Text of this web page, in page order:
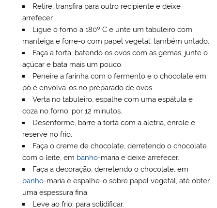
Retire, transfira para outro recipiente e deixe
arrefecer.
Ligue o forno a 180º C e unte um tabuleiro com
manteiga e forre-o com papel vegetal, também untado.
Faça a torta, batendo os ovos com as gemas, junte o
açúcar e bata mais um pouco.
Peneire a farinha com o fermento e o chocolate em
pó e envolva-os no preparado de ovos.
Verta no tabuleiro, espalhe com uma espátula e
coza no forno, por 12 minutos.
Desenforme, barre a torta com a aletria, enrole e
reserve no frio.
Faça o creme de chocolate, derretendo o chocolate
com o leite, em banho-maria e deixe arrefecer.
Faça a decoração, derretendo o chocolate, em
banho-maria e espalhe-o sobre papel vegetal, até obter
uma espessura fina.
Leve ao frio, para solidificar.